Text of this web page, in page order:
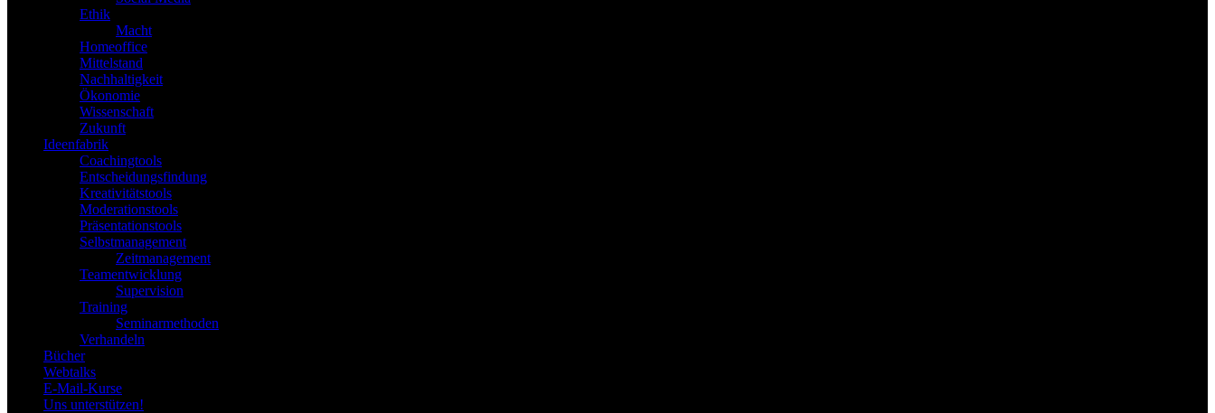
Ethik
Macht
Homeoffice
Mittelstand
Nachhaltigkeit
Ökonomie
Wissenschaft
Zukunft
Ideenfabrik
Coachingtools
Entscheidungsfindung
Kreativitätstools
Moderationstools
Präsentationstools
Selbstmanagement
Zeitmanagement
Teamentwicklung
Supervision
Training
Seminarmethoden
Verhandeln
Bücher
Webtalks
E-Mail-Kurse
Uns unterstützen!